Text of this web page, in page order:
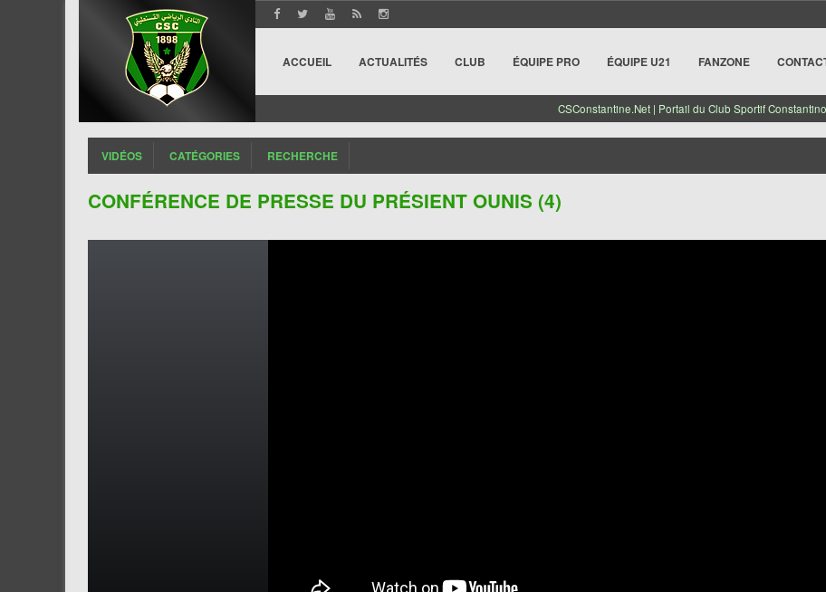
ACCUEIL ACTUALITÉS CLUB ÉQUIPE PRO ÉQUIPE U21 FANZONE
CSConstantine.Net | Portail du Club Sportif
VIDÉOS CATÉGORIES RECHERCHE
CONFÉRENCE DE PRESSE DU PRÉSIENT OUNIS (4)